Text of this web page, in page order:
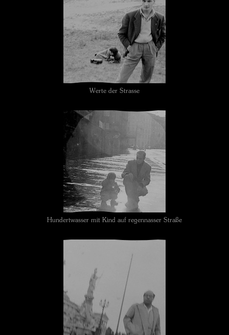
Werte der Strasse
Hundertwasser mit Kind auf regennasser Straße